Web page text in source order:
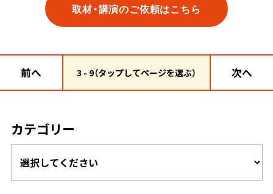
取材・講演のご依頼はこちら
前へ 3 - 9（タップしてページを選ぶ） 次へ
カテゴリー